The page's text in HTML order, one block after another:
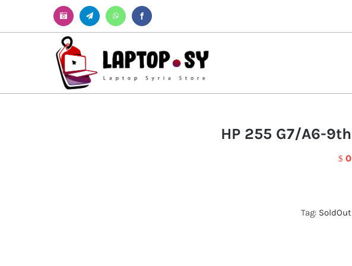
Facebook
WhatsApp
Telegram
Instagram
HP 255 G7/A6-9th
$ 0
Tag: SoldOut